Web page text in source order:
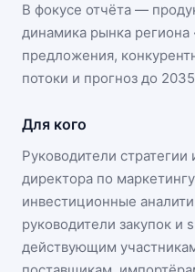
В фокусе отчёта —
динамика рынка региона
предложения,
потоки и прогноз до
Для кого
Руководители стратегии
директора по
инвестиционные
руководители закупок и
действующим